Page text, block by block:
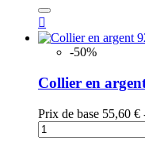

-50%
Collier en
Prix de base 55,60 €